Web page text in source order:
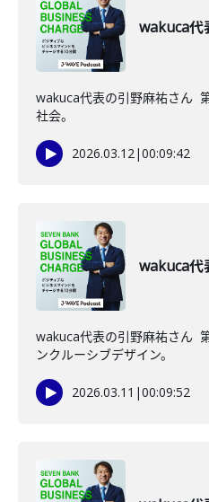
wakuca代
wakuca代表の引野麻祐さん
社会。
2026.03.12|00:09:42
wakuca代
wakuca代表の引野麻祐さん
ンクルーシブデザイン。
2026.03.11 |00:09:52